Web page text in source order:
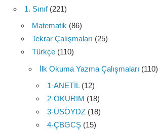
1. Sınıf(221)
Matematik (86)
Tekrar Çalışmaları (25)
Türkçe (110)
İlk Okuma Yazma Çalışmaları (110)
1-ANETİL(12)
2-OKURIM (18)
3-ÜSÖYDZ (18)
4-ÇBGCŞ (15)